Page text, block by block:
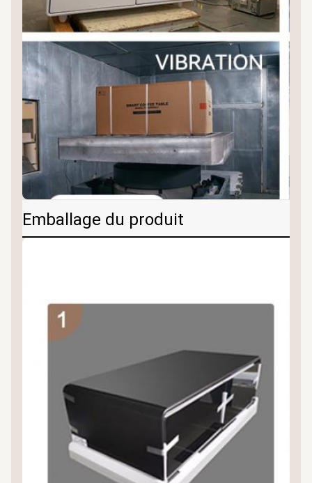
Emballage du produit